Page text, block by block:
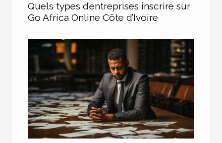
Quels types d’entreprises inscrire sur
Go Africa Online Côte d’Ivoire